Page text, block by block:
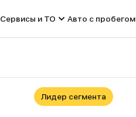
Сервисы и ТО Авто с пробегом
Лидер сегмента